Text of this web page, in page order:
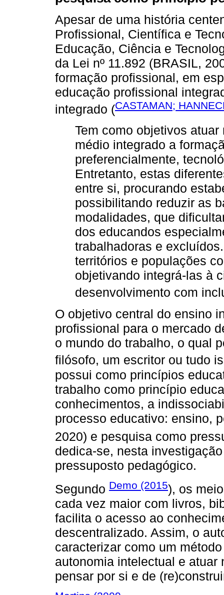
Apesar de uma história
Profissional, Científica e
Educação, Ciência e
da Lei nº 11.892 (BRASIL,
formação profissional, em
educação profissional
integrado (CASTAMAN;
Tem como objetivos
médio integrado a
preferencialmente,
Entretanto, estas
entre si, procurando
possibilitando reduzir as
modalidades, que
dos educandos
trabalhadoras e
territórios e populações
objetivando integrá-las à
desenvolvimento com
O objetivo central do ensino
profissional para o mercado
o mundo do trabalho, o qual
filósofo, um escritor ou tudo
possui como princípios
trabalho como princípio
conhecimentos, a
processo educativo: ensino,
2020) e pesquisa como
dedica-se, nesta
pressuposto pedagógico.
Segundo Demo (2015), os
cada vez maior com livros,
facilita o acesso ao
descentralizado. Assim, o
caracterizar como um
autonomia intelectual e
pensar por si e de